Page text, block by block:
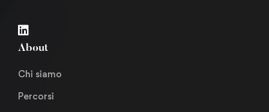
About
Chi siamo
Percorsi